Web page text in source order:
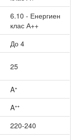
209.00 €
239.00 €
359.00 €
499.00 €
6.10 - Енергиен
клас А++
До 4
25
Aᐩ
Aᐩᐩ
220-240